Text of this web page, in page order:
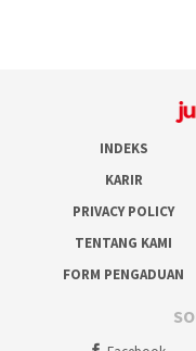
INDEKS
KARIR
PRIVACY POLICY
TENTANG KAMI
FORM PENGADUAN